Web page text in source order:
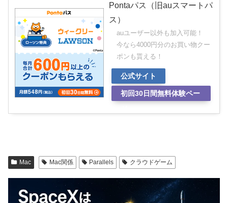
Pontaパス（旧auスマートパ
ス）
auユーザー以外も加入可能！
今なら4000円分のお買い物クー
ポンも貰える！
公式サイト
初回30日間無料体験ペー
Mac Mac関係 Parallels クラウドゲーム